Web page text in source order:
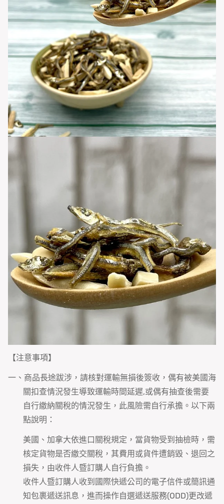
【注意事項】
一、商品長途跋涉，請核對運輸無損後簽收，偶有被美國海
關扣查情況發生導致運輸時間延遲,或偶有抽查後需要
自行繳納關稅的情況發生，此風險需自行承擔。以下兩
點說明：
美國、加拿大依進口關稅規定，當貨物受到抽檢時，需
核定貨物是否繳交關稅，其費用或貨件遭銷毀、退回之
損失，由收件人暨訂購人自行負擔。
收件人暨訂購人收到國際快遞公司的電子信件或簡訊通
知包裹遞送訊息，進而操作自選遞送服務(ODD)更改遞